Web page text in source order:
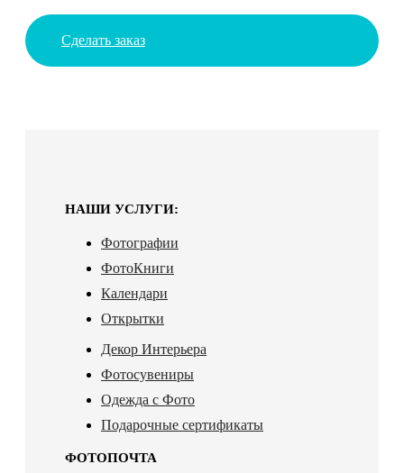
Сделать заказ
НАШИ УСЛУГИ:
Фотографии
ФотоКниги
Календари
Открытки
Декор Интерьера
Фотосувениры
Одежда с Фото
Подарочные сертификаты
ФОТОПОЧТА